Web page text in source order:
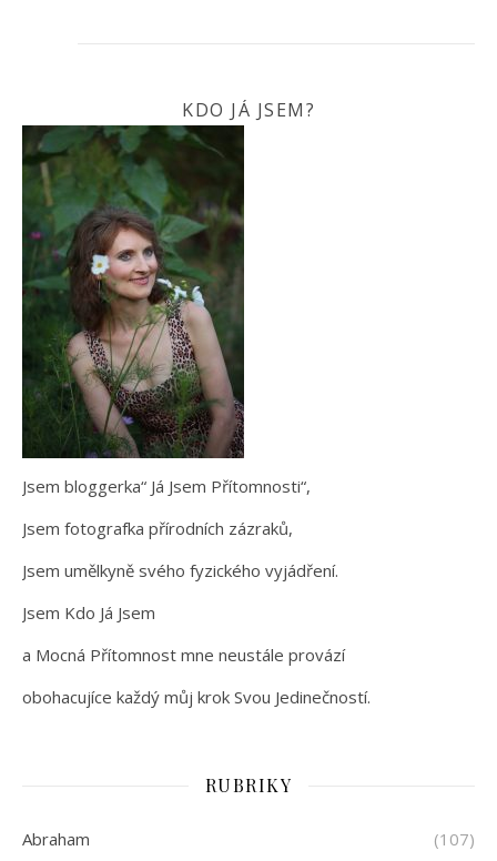
KDO JÁ JSEM?
Jsem bloggerka“ Já Jsem Přítomnosti“,
Jsem fotografka přírodních zázraků,
Jsem umělkyně svého fyzického vyjádření.
Jsem Kdo Já Jsem
a Mocná Přítomnost mne neustále provází
obohacujíce každý můj krok Svou Jedinečností.
RUBRIKY
Abraham (107)